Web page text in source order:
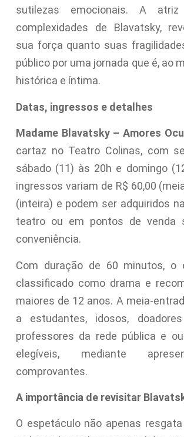
sutilezas emocionais. A
complexidades de Blavatsky,
sua força quanto suas
público por uma jornada que é, ao
histórica e íntima.
Datas, ingressos e detalhes
Madame Blavatsky – Amores
cartaz no Teatro Colinas, com
sábado (11) às 20h e domingo
ingressos variam de R$ 60,00
(inteira) e podem ser adquiridos
teatro ou em pontos de venda
conveniência.
Com duração de 60 minutos, o
classificado como drama e
maiores de 12 anos. A meia-
a estudantes, idosos,
professores da rede pública e
elegíveis, mediante
comprovantes.
A importância de revisitar
O espetáculo não apenas